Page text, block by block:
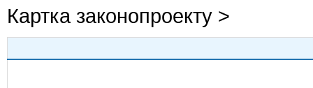
Картка законопроекту >